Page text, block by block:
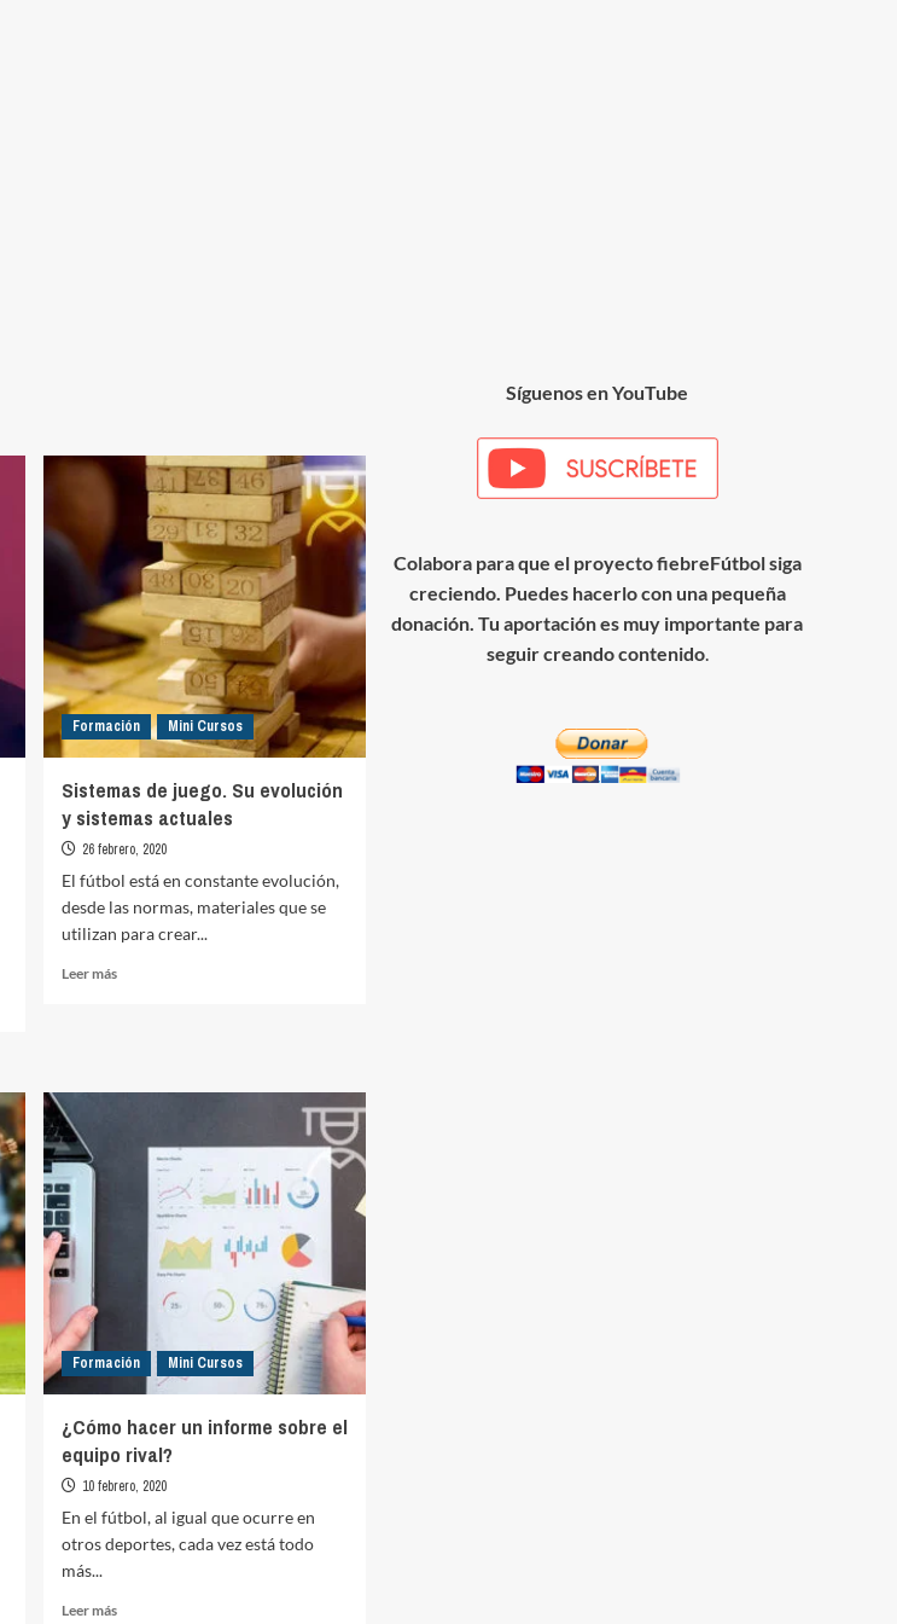
Formación Mini Cursos
Sistemas de juego. Su evolución
y sistemas actuales
26 febrero, 2020
El fútbol está en constante evolución,
desde las normas, materiales que se
utilizan para crear...
Leer másLeer
sistemas
actuales
Formación Mini Cursos
¿Cómo hacer un informe sobre el
equipo rival?
10 febrero, 2020
En el fútbol, al igual que ocurre en
otros deportes, cada vez está todo
más...
Leer másLeer
Síguenos en YouTube
Colabora para que el proyecto fiebreFútbol siga
creciendo. Puedes hacerlo con una pequeña
donación. Tu aportación es muy importante para
seguir creando contenido.